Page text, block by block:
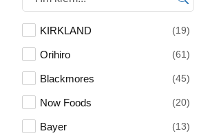
KIRKLAND (19)
Orihiro (61)
Blackmores (45)
Now Foods (20)
Bayer (13)